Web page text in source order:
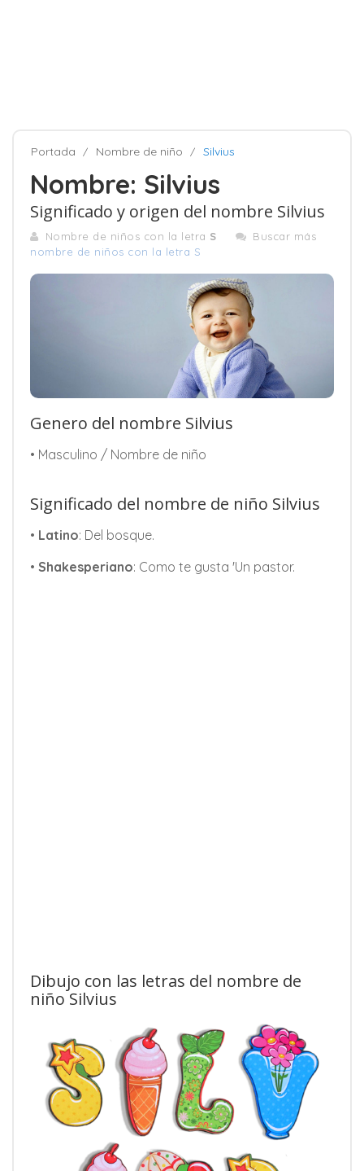
Portada Nombre de niño Silvius
Nombre: Silvius
Significado y origen del nombre Silvius
Nombre de niños con la letra S
Buscar más
nombre de niños con la letra S
Genero del nombre Silvius
• Masculino / Nombre de niño
Significado del nombre de niño Silvius
• Latino: Del bosque.
• Shakesperiano: Como te gusta 'Un pastor.
Dibujo con las letras del nombre de
niño Silvius